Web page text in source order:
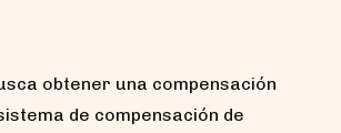
obtener una compensación
de compensación de